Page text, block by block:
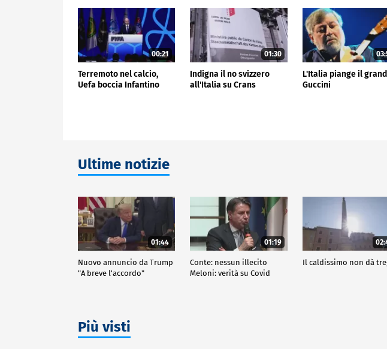
00:21
Terremoto nel calcio,
Uefa boccia Infantino
01:30
Indigna il no svizzero
all'Italia su Crans
L'Italia piange il
Guccini
Ultime notizie
01:44
Nuovo annuncio da Trump
"A breve l'accordo"
01:19
Conte: nessun illecito
Meloni: verità su Covid
Il caldissimo non dà
Più visti